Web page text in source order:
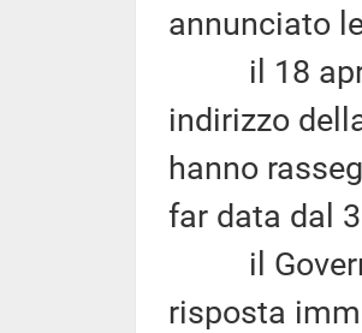
annunciato
il 18 aprile
indirizzo
hanno
far data dal
il
risposta